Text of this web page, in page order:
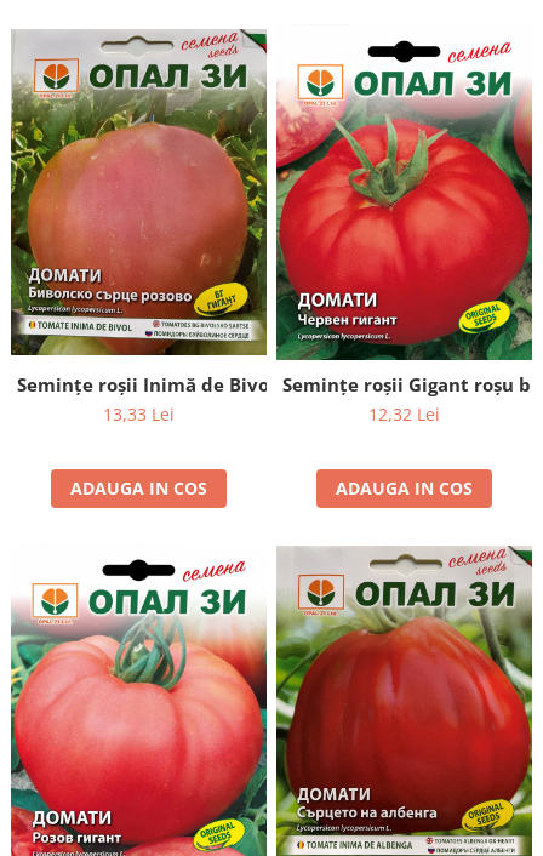
Semințe roșii Inimă de Bivol roz - 0,2 g
13,33 Lei
ADAUGA IN COS
Semințe roșii Gigant roșu
12,32 Lei
ADAUGA IN COS